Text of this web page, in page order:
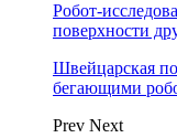
Робот-
поверхности
Швейцарская
бегающими
Prev Next